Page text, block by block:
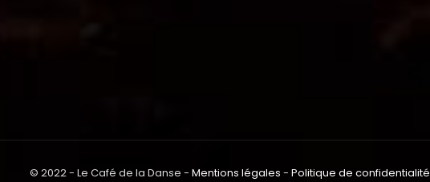
© 2022 - Le Café de la Danse - Mentions légales - Politique de confidentialité